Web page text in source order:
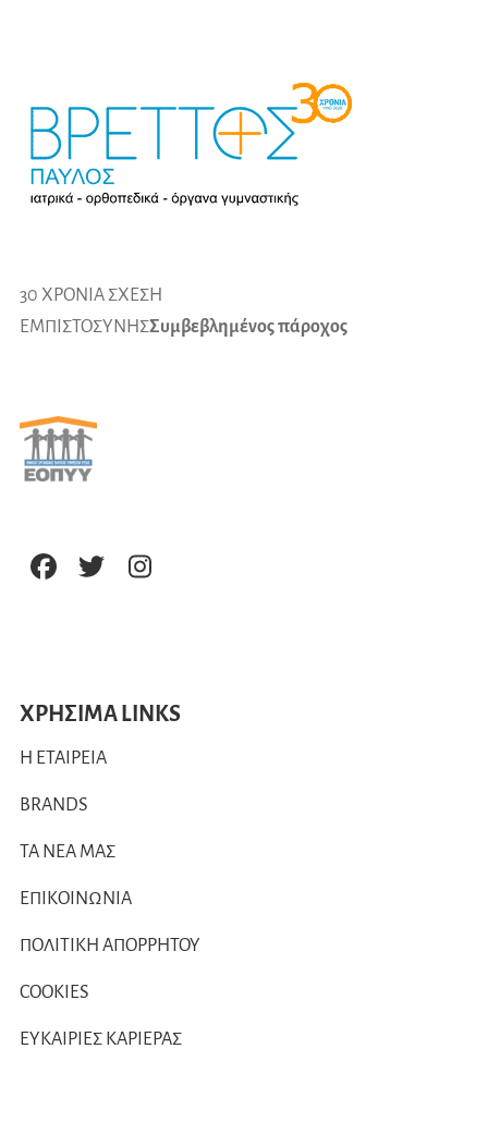
30 ΧΡΟΝΙΑ ΣΧΕΣΗ
ΕΜΠΙΣΤΟΣΥΝΗΣΣυμβεβλημένος πάροχος
ΧΡΗΣΙΜΑ LINKS
Η ΕΤΑΙΡΕΙΑ
BRANDS
ΤΑ ΝΕΑ ΜΑΣ
ΕΠΙΚΟΙΝΩΝΙΑ
ΠΟΛΙΤΙΚΗ ΑΠΟΡΡΗΤΟΥ
COOKIES
ΕΥΚΑΙΡΙΕΣ ΚΑΡΙΕΡΑΣ